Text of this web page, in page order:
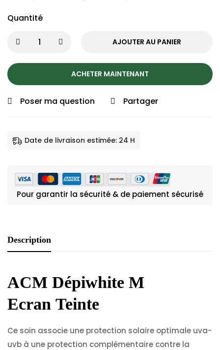
Quantité
AJOUTER AU PANIER
ACHETER MAINTENANT
Poser ma question Partager
Date de livraison estimée: 24 H
Pour garantir la sécurité & de paiement sécurisé
Description
ACM Dépiwhite M
Ecran Teinte
Ce soin associe une protection solaire optimale uva-
uvb à une protection complémentaire contre la